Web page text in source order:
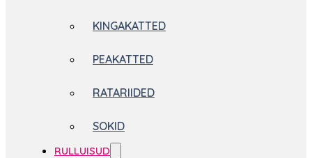
KINGAKATTED
PEAKATTED
RATARIIDED
SOKID
RULLUISUD